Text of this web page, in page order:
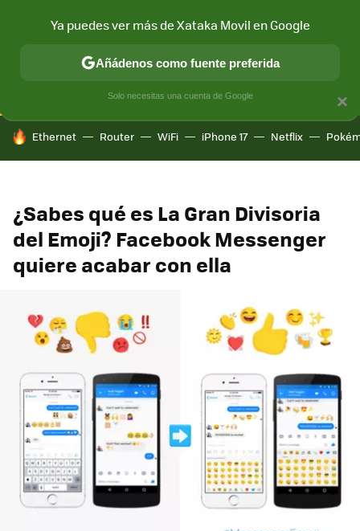
CONECTIVIDAD MÓVIL Y SOCIEDAD APLICACIONES
HOY SE HABLA DE
Ethernet Router WiFi iPhone 17 Netflix
¿Sabes qué es La Gran Divisoria
del Emoji? Facebook Messenger
quiere acabar con ella
×
Ya puedes ver más de Xataka Movil en Google
Añádenos como fuente preferida
Solo necesitas una cuenta de Google